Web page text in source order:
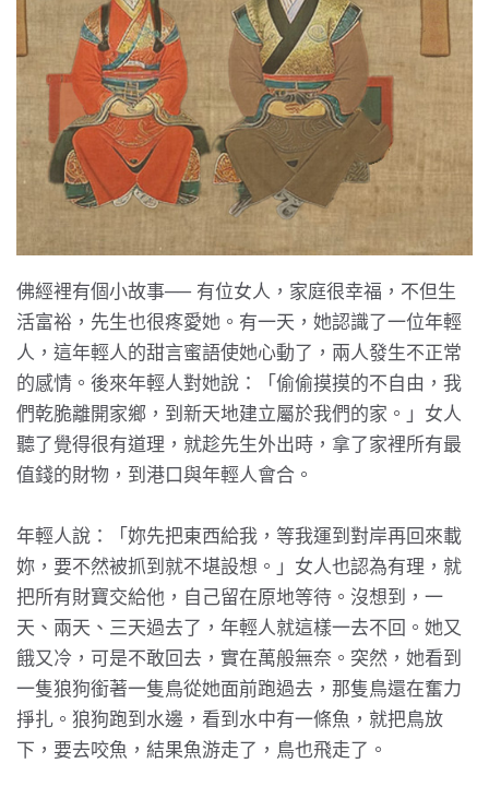
佛經裡有個小故事── 有位女人，家庭很幸福，不但生
活富裕，先生也很疼愛她。有一天，她認識了一位年輕
人，這年輕人的甜言蜜語使她心動了，兩人發生不正常
的感情。後來年輕人對她說：「偷偷摸摸的不自由，我
們乾脆離開家鄉，到新天地建立屬於我們的家。」女人
聽了覺得很有道理，就趁先生外出時，拿了家裡所有最
值錢的財物，到港口與年輕人會合。
年輕人說：「妳先把東西給我，等我運到對岸再回來載
妳，要不然被抓到就不堪設想。」女人也認為有理，就
把所有財寶交給他，自己留在原地等待。沒想到，一
天、兩天、三天過去了，年輕人就這樣一去不回。她又
餓又冷，可是不敢回去，實在萬般無奈。突然，她看到
一隻狼狗銜著一隻鳥從她面前跑過去，那隻鳥還在奮力
掙扎。狼狗跑到水邊，看到水中有一條魚，就把鳥放
下，要去咬魚，結果魚游走了，鳥也飛走了。